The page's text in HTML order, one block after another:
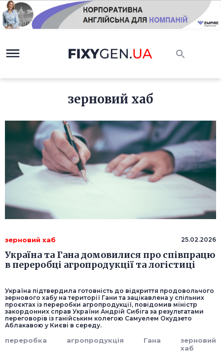
зерновий хаб
зерновий хаб 25.02.2026
Україна та Гана домовилися про співпрацю
в переробці агропродукції та логістиці
Україна підтвердила готовність до відкриття продовольчого
зернового хабу на території Гани та зацікавлена у спільних
проєктах із переробки агропродукції, повідомив міністр
закордонних справ України Андрій Сибіга за результатами
переговорів із ганійським колегою Самуелем Окудзето
Аблакавою у Києві в середу.
переробка агропродукція Гана
зерновий
хаб